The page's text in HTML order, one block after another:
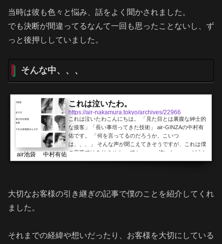
当時は彼も色々と悩み、話をよく聞かされました。
でも決断が間違ってるなんて一回も思ったことないし、ず
っと後押ししていました。
そんな中、、、
これは泣いたわ。
https://air-nakamura.tokyo/archives/22966
これは泣いたわこんにちは。 「見た目とは裏腹な紳士的
な接客」「長い事培ってきた技術」 air-GINZAの中村有
佑です。 「何を言ってるのだろうか、こいつ
は、、、」 そんな声が聞こえてきそうですが、これは僕
の言葉ではありません。 てか、、、 泣いた。。。どうし
ても湘南まで来れないお客様へhttp://matsuura-yuya.co
バ...
air池袋 中村有佑
大切なお客様の引き継ぎの記事で僕のことを紹介してくれ
ました。
それまでの経緯や想いだったり、お客様を大切にしている